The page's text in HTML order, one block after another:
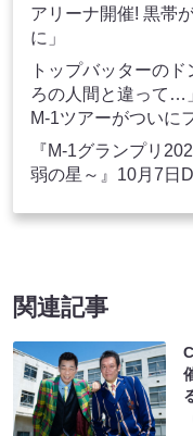
アリーナ開催! 黒帯
に」
トップバッターの
ろの人間と違って…
M-1ツアーがついに
『M-1グランプリ
弱の星～』10月7日
関連記事